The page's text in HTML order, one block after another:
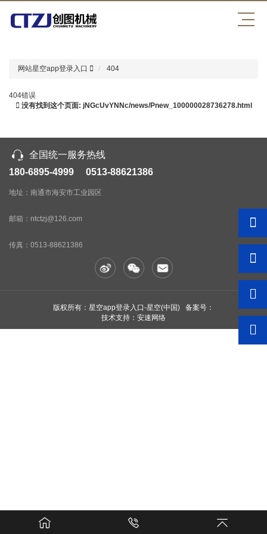
星空app登录入口
网站星空app登录入口 404
404错误
没有找到这个页面: jNGcUvYNNc/news/Pnew_100000028736278.html
全国统一服务热线
180-6895-4999 0513-88621386
地址：南通市海安市工业园区
邮箱：ntctzj@126.com
传真： 0513-88621386
版权所有：星空app登录入口-星空(中国) 备案号：
技术支持：安速网络